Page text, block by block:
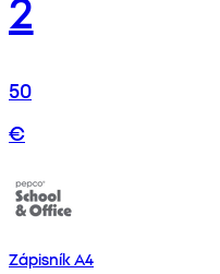
50
€
Zápisník A4